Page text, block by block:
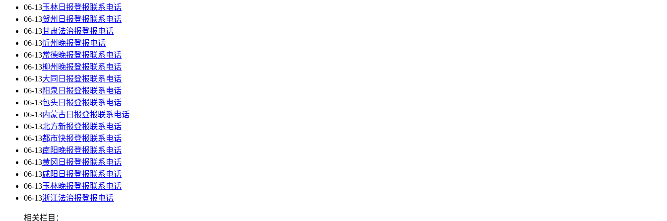
06-13玉林日报登报联系电话
06-13贺州日报登报联系电话
06-13甘肃法治报登报电话
06-13忻州晚报登报电话
06-13常德晚报登报联系电话
06-13柳州晚报登报联系电话
06-13大同日报登报联系电话
06-13阳泉日报登报联系电话
06-13包头日报登报联系电话
06-13内蒙古日报登报联系电话
06-13北方新报登报联系电话
06-13都市快报登报联系电话
06-13南阳晚报登报联系电话
06-13黄冈日报登报联系电话
06-13咸阳日报登报联系电话
06-13玉林晚报登报联系电话
06-13浙江法治报登报电话
相关栏目：